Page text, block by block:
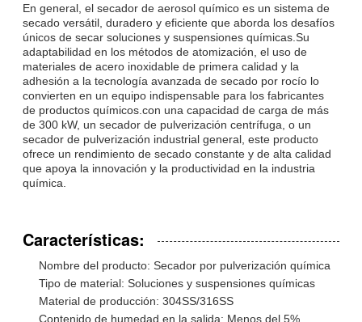
En general, el secador de aerosol químico es un sistema de
secado versátil, duradero y eficiente que aborda los desafíos
únicos de secar soluciones y suspensiones químicas.Su
adaptabilidad en los métodos de atomización, el uso de
materiales de acero inoxidable de primera calidad y la
adhesión a la tecnología avanzada de secado por rocío lo
convierten en un equipo indispensable para los fabricantes
de productos químicos.con una capacidad de carga de más
de 300 kW, un secador de pulverización centrífuga, o un
secador de pulverización industrial general, este producto
ofrece un rendimiento de secado constante y de alta calidad
que apoya la innovación y la productividad en la industria
química.
Características:
Nombre del producto: Secador por pulverización química
Tipo de material: Soluciones y suspensiones químicas
Material de producción: 304SS/316SS
Contenido de humedad en la salida: Menos del 5%